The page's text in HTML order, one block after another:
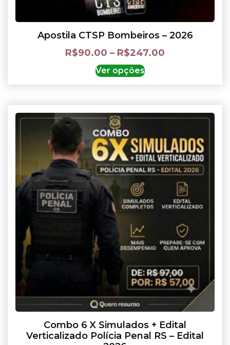
Apostila CTSP Bombeiros – 2026
R$90.00 – R$247.00
Ver opções
Combo 6 X Simulados + Edital
Verticalizado Polícia Penal RS – Edital